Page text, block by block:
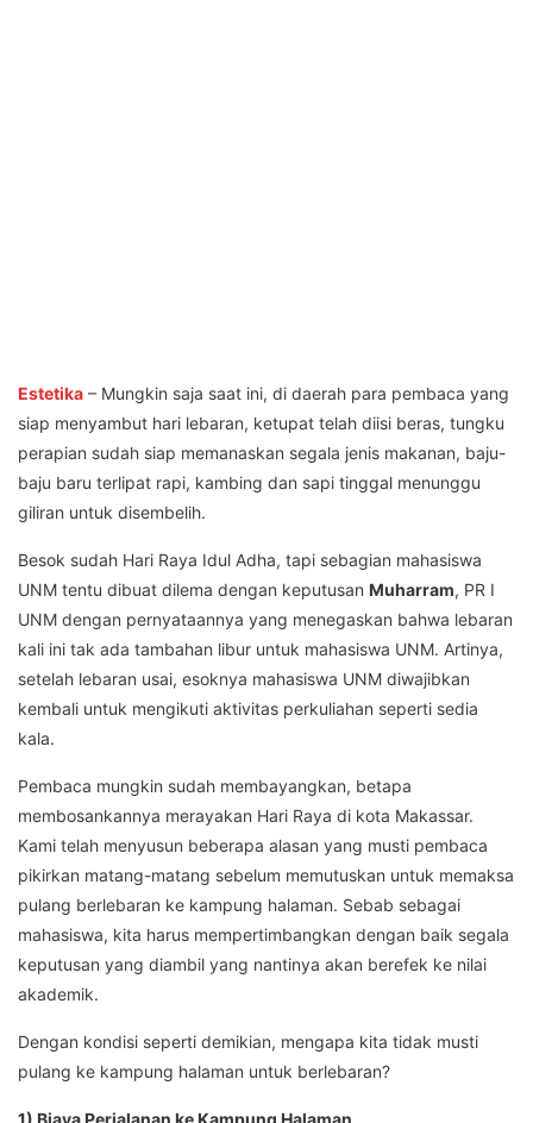
Estetika – Mungkin saja saat ini, di daerah para pembaca yang
siap menyambut hari lebaran, ketupat telah diisi beras, tungku
perapian sudah siap memanaskan segala jenis makanan, baju-
baju baru terlipat rapi, kambing dan sapi tinggal menunggu
giliran untuk disembelih.
Besok sudah Hari Raya Idul Adha, tapi sebagian mahasiswa
UNM tentu dibuat dilema dengan keputusan Muharram, PR I
UNM dengan pernyataannya yang menegaskan bahwa lebaran
kali ini tak ada tambahan libur untuk mahasiswa UNM. Artinya,
setelah lebaran usai, esoknya mahasiswa UNM diwajibkan
kembali untuk mengikuti aktivitas perkuliahan seperti sedia
kala.
Pembaca mungkin sudah membayangkan, betapa
membosankannya merayakan Hari Raya di kota Makassar.
Kami telah menyusun beberapa alasan yang musti pembaca
pikirkan matang-matang sebelum memutuskan untuk memaksa
pulang berlebaran ke kampung halaman. Sebab sebagai
mahasiswa, kita harus mempertimbangkan dengan baik segala
keputusan yang diambil yang nantinya akan berefek ke nilai
akademik.
Dengan kondisi seperti demikian, mengapa kita tidak musti
pulang ke kampung halaman untuk berlebaran?
1) Biaya Perjalanan ke Kampung Halaman